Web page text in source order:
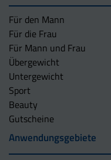
Für den Mann
Für die Frau
Für Mann und Frau
Übergewicht
Untergewicht
Sport
Beauty
Gutscheine
Anwendungsgebiete